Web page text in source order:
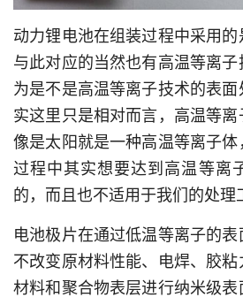
动力锂电池在组装过程中采用的
与此对应的当然也有高温等离子
为是不是高温等离子技术的表
实这里只是相对而言，高温等离
像是太阳就是一种高温等离子
过程中其实想要达到高温等离
的，而且也不适用于我们的处理
电池极片在通过低温等离子的
不改变原材料性能、电焊、胶
材料和聚合物表层进行纳米级表